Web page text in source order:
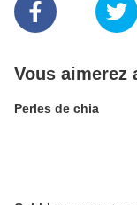
Vous aimerez
Perles de chia